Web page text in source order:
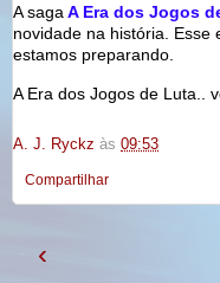
A sagaA Era dos Jogos
novidade na história. Esse
estamos preparando.
A Era dos Jogos de Luta..
A. J. Ryckz às 09:53
Compartilhar
‹